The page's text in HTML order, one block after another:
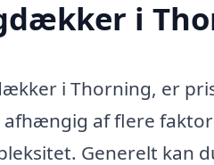
i
i Thorning, er
af flere
Generelt kan